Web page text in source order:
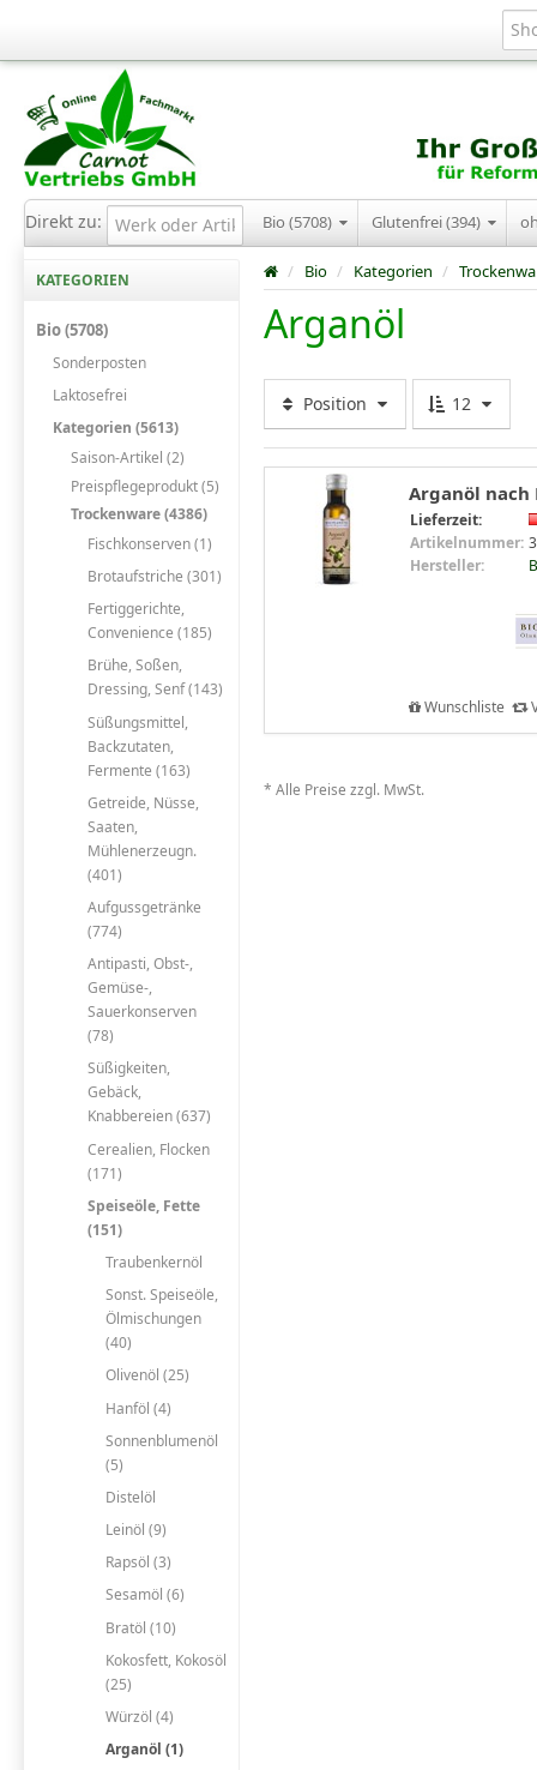
Direkt zu: Bio (5708) Glutenfrei (394)
KATEGORIEN
Bio (5708)
Sonderposten
Laktosefrei
Kategorien (5613)
Saison-Artikel (2)
Preispflegeprodukt (5)
Trockenware (4386)
Fischkonserven (1)
Brotaufstriche (301)
Fertiggerichte,
Convenience (185)
Brühe, Soßen,
Dressing, Senf (143)
Süßungsmittel,
Backzutaten,
Fermente (163)
Getreide, Nüsse,
Saaten,
Mühlenerzeugn.
(401)
Aufgussgetränke
(774)
Antipasti, Obst-,
Gemüse-,
Sauerkonserven
(78)
Süßigkeiten,
Gebäck,
Knabbereien (637)
Cerealien, Flocken
(171)
Speiseöle, Fette
(151)
Traubenkernöl
Sonst. Speiseöle,
Ölmischungen
(40)
Olivenöl (25)
Hanföl (4)
Sonnenblumenöl
(5)
Distelöl
Leinöl (9)
Rapsöl (3)
Sesamöl (6)
Bratöl (10)
Kokosfett, Kokosöl
(25)
Würzöl (4)
Arganöl (1)
/ Bio / Kategorien /
Arganöl
Position 12
Arganöl nach
Lieferzeit:
Artikelnummer:
Hersteller:
Wunschliste
* Alle Preise zzgl. MwSt.